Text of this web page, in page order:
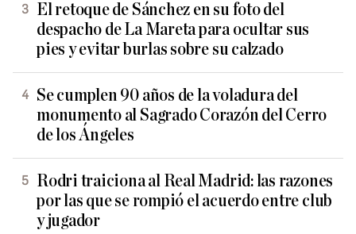
El retoque de Sánchez en su foto del
despacho de La Mareta para ocultar sus
pies y evitar burlas sobre su calzado
Se cumplen 90 años de la voladura del
monumento al Sagrado Corazón del Cerro
de los Ángeles
Rodri traiciona al Real Madrid: las razones
por las que se rompió el acuerdo entre club
y jugador